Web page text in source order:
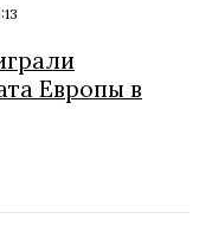
Европы в